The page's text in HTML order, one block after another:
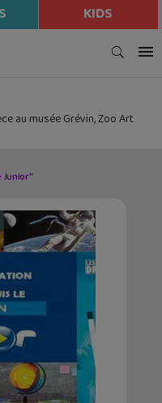
KIDS
au musée Grévin, Zoo Art
Junior"